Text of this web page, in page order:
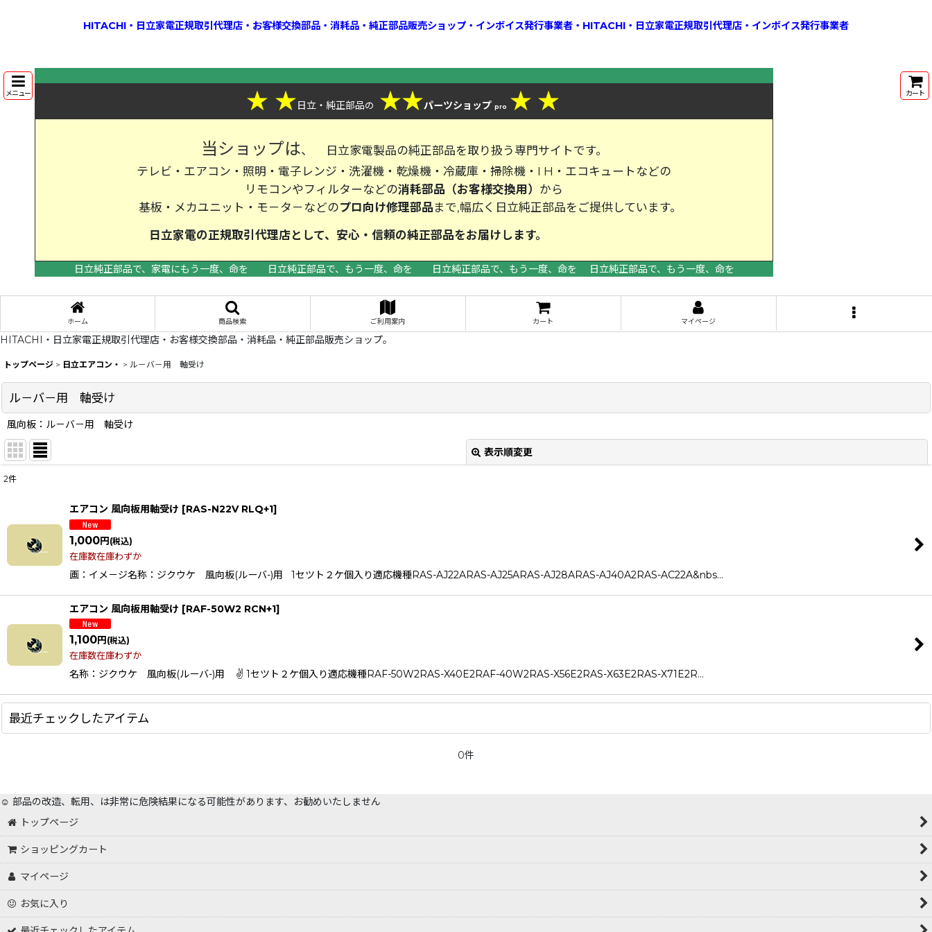
HITACHI・日立家電正規取引代理店・お客様交換部品・消耗品・純正部品販売ショップ・インボイス発行事業者・HITACHI・日立家電正規取引代理店・インボイス発行事業者
メニュー ★ ★日立・純正部品の ★★パーツショップ pro ★ ★
当ショップは、
日立家電製品の純正部品を取り扱う専門サイトです。
テレビ・エアコン・照明・電子レンジ・洗濯機・乾燥機・冷蔵庫・掃除機・I H・エコキュートなどの
リモコンやフィルターなどの消耗部品（お客様交換用） から
基板・メカユニット・モ－タ－などのプロ向け修理部品 まで,幅広く日立純正部品をご提供しています。
日立家電の正規取引代理店として、安心・信頼の純正部品をお届けします。
日立純正部品で、家電にもう一度、命を
日立純正部品で、もう一度、命を 日立純正部品で、もう一度、命を 日立純正部品で、もう一度、命を
カート
ホーム 商品検索 ご利用案内 カート マイページ
HITACHI・日立家電正規取引代理店・お客様交換部品・消耗品・純正部品販売ショップ。
トップページ > 日立エアコン・ > ル－バ－用 軸受け
ル－バ－用 軸受け
風向板：ル－バ－用 軸受け
表示順変更
在庫あり
並び順:
絞り込む
2件
エアコン 風向板用軸受け [RAS-N22V RLQ+1]
1,000円(税込)
在庫数在庫わずか
画：イメ－ジ名称：ジクウケ 風向板(ルーバ-)用 1セツト２ケ個入り適応機種RAS-AJ22ARAS-AJ25ARAS-AJ28ARAS-AJ40A2RAS-AC22A&nbs…
エアコン 風向板用軸受け [RAF-50W2 RCN+1]
1,100円 (税込)
在庫数在庫わずか
名称：ジクウケ 風向板(ルーバ-)用 ✌ 1セツト２ケ個入り適応機種RAF-50W2RAS-X40E2RAF-40W2RAS-X56E2RAS-X63E2RAS-X71E2R…
最近チェックしたアイテム
0件
☺️ 部品の改造、転用、は非常に危険結果になる可能性があります、お勧めいたしません
トップページ
ショッピングカート
マイページ
お気に入り